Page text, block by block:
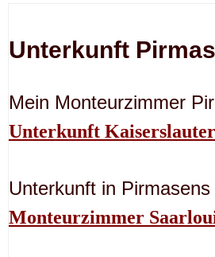
Unterkunft
Mein Monteurzimmer
Unterkunft
Unterkunft in
Monteurzimmer